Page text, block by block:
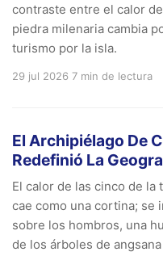
contraste entre el calor
piedra milenaria cambia
turismo por la isla.
29 jul 2026 7 min de lectura
El Archipiélago De
Redefinió La
El calor de las cinco de
cae como una cortina; se
sobre los hombros, una
de los árboles de